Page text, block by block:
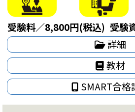
受験料／8,800円(税込) 受験
詳細
教材
SMART合格